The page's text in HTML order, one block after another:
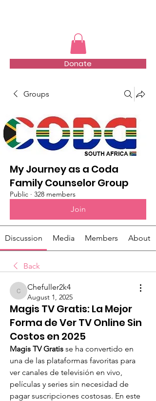
Donate
Groups
My Journey as a Coda
Family Counselor Group
Public · 328 members
Join
Discussion Media Members About
Back
Chefuller2k4
Chefuller2k4
August 1, 2025
Magis TV Gratis: La Mejor
Forma de Ver TV Online Sin
Costos en 2025
Magis TV Gratis se ha convertido en
una de las plataformas favoritas para
ver canales de televisión en vivo,
películas y series sin necesidad de
pagar suscripciones costosas. En este